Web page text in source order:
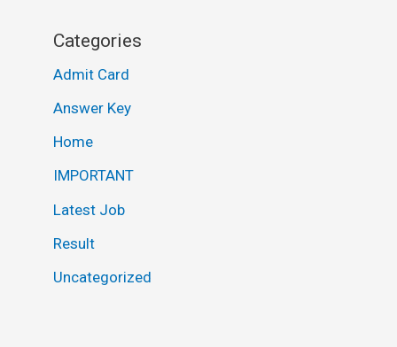
Categories
Admit Card
Answer Key
Home
IMPORTANT
Latest Job
Result
Uncategorized